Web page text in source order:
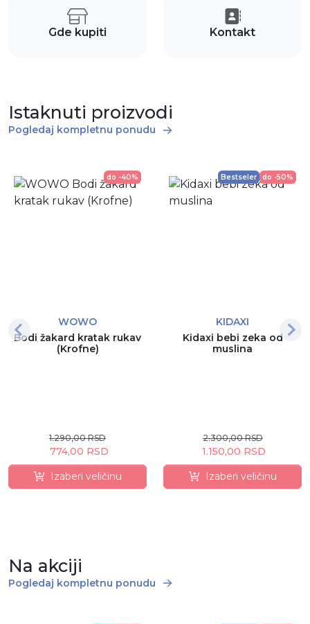
Gde kupiti Kontakt
Istaknuti proizvodi
Pogledaj kompletnu ponudu
do -40%
WOWO
Bodi žakard kratak rukav
(Krofne)
1.290,00 RSD
774,00 RSD
Izaberi veličinu
Bestseler do -50%
KIDAXI
Kidaxi bebi zeka od
muslina
2.300,00 RSD
1.150,00 RSD
Izaberi veličinu
Na akciji
Pogledaj kompletnu ponudu